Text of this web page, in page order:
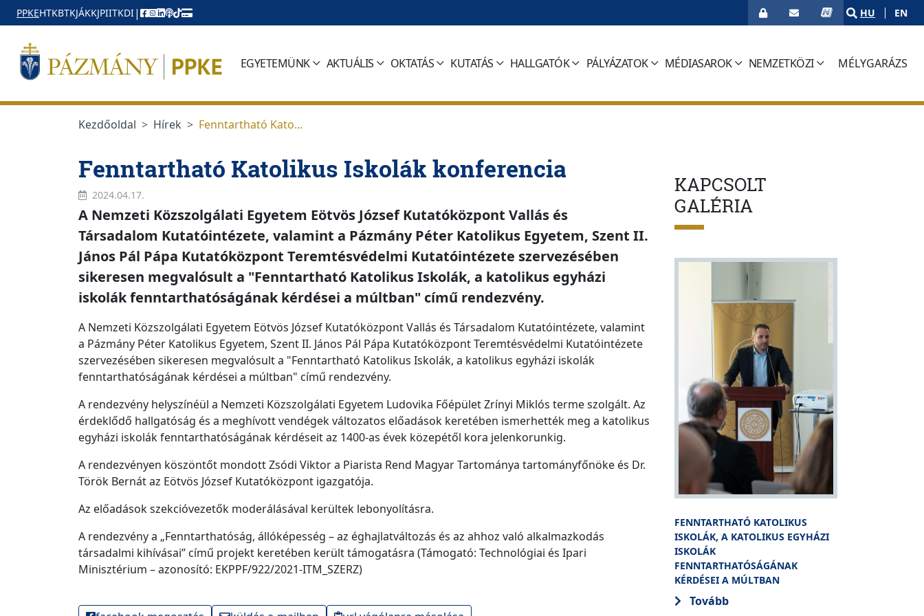
Ugrás a menüre
Ugrás a tartalomra
PPKEHTKBTKJÁKKJPIITKDI| HU EN
EGYETEMÜNK AKTUÁLIS OKTATÁS KUTATÁS HALLGATÓK PÁLYÁZATOK MÉDIASAROK NEMZETKÖZI MÉLYGARÁZS
(CURRENT)
Kezdőoldal Hírek Fenntartható Kato...
Fenntartható Katolikus Iskolák konferencia
2024.04.17.
A Nemzeti Közszolgálati Egyetem Eötvös József Kutatóközpont Vallás és
Társadalom Kutatóintézete, valamint a Pázmány Péter Katolikus Egyetem, Szent II.
János Pál Pápa Kutatóközpont Teremtésvédelmi Kutatóintézete szervezésében
sikeresen megvalósult a "Fenntartható Katolikus Iskolák, a katolikus egyházi
iskolák fenntarthatóságának kérdései a múltban" című rendezvény.
A Nemzeti Közszolgálati Egyetem Eötvös József Kutatóközpont Vallás és Társadalom Kutatóintézete, valamint
a Pázmány Péter Katolikus Egyetem, Szent II. János Pál Pápa Kutatóközpont Teremtésvédelmi Kutatóintézete
szervezésében sikeresen megvalósult a "Fenntartható Katolikus Iskolák, a katolikus egyházi iskolák
fenntarthatóságának kérdései a múltban" című rendezvény.
A rendezvény helyszínéül a Nemzeti Közszolgálati Egyetem Ludovika Főépület Zrínyi Miklós terme szolgált. Az
érdeklődő hallgatóság és a meghívott vendégek változatos előadások keretében ismerhették meg a katolikus
egyházi iskolák fenntarthatóságának kérdéseit az 1400-as évek közepétől kora jelenkorunkig.
A rendezvényen köszöntőt mondott Zsódi Viktor a Piarista Rend Magyar Tartománya tartományfőnöke és Dr.
Török Bernát az Eötvös József Kutatóközpont igazgatója.
Az előadások szekcióvezetők moderálásával kerültek lebonyolításra.
A rendezvény a „Fenntarthatóság, állóképesség – az éghajlatváltozás és az ahhoz való alkalmazkodás
társadalmi kihívásai” című projekt keretében került támogatásra (Támogató: Technológiai és Ipari
Minisztérium – azonosító: EKPPF/922/2021-ITM_SZERZ)
KAPCSOLT
GALÉRIA
FENNTARTHATÓ KATOLIKUS
ISKOLÁK, A KATOLIKUS EGYHÁZI
ISKOLÁK
FENNTARTHATÓSÁGÁNAK
KÉRDÉSEI A MÚLTBAN
Tovább